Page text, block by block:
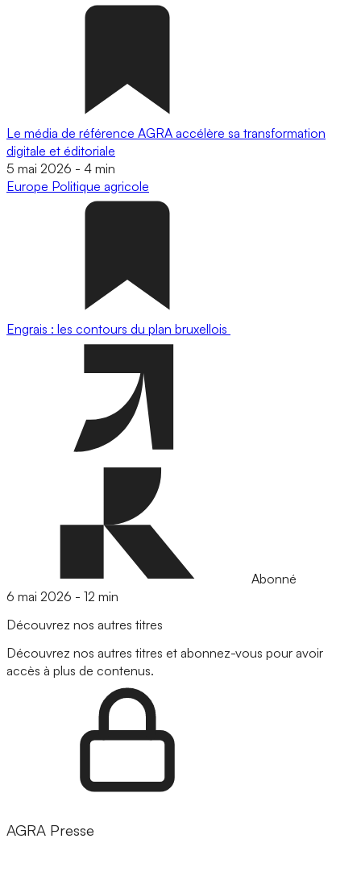
Le média de référence AGRA accélère sa transformation
digitale et éditoriale
5 mai 2026 - 4 min
Europe Politique agricole
Engrais : les contours du plan bruxellois
Abonné
6 mai 2026 - 12 min
Découvrez nos autres titres
Découvrez nos autres titres et abonnez-vous pour avoir
accès à plus de contenus.
AGRA Presse